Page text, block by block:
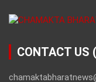
CONTACT US